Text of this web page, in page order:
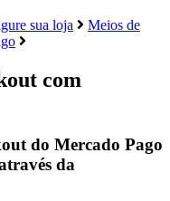
sua loja
Meios de
com
do Mercado Pago
da